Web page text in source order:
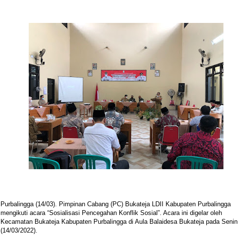
Purbalingga (14/03). Pimpinan Cabang (PC) Bukateja LDII Kabupaten Purbalingga
mengikuti acara “Sosialisasi Pencegahan Konflik Sosial”. Acara ini digelar oleh
Kecamatan Bukateja Kabupaten Purbalingga di Aula Balaidesa Bukateja pada Senin
(14/03/2022).